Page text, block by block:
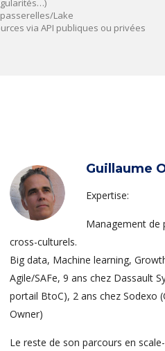
Lake
via API publiques ou privées
Guillaume
Expertise:
Management de
cross-culturels.
Big data, Machine learning,
Agile/SAFe, 9 ans chez Dassault
portail BtoC), 2 ans chez Sodexo
Owner)
Le reste de son parcours en